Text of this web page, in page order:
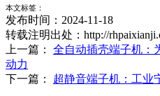
本文标签：
发布时间：2024-11-18
转载注明出处：http://
上一篇：
全自动插壳端子机：
动力
下一篇：
超静音端子机：工业